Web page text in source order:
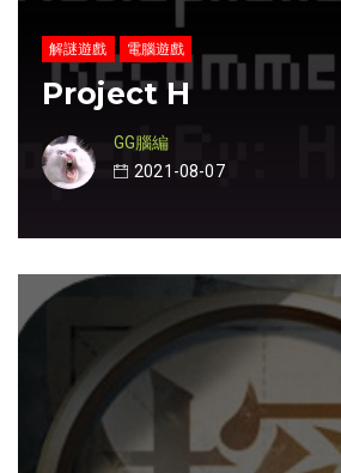
解謎遊戲 電腦遊戲
Project H
GG腦編
2021-08-07